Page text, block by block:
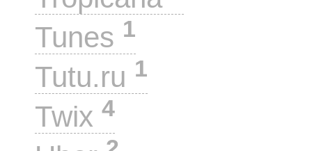
Tunes 1
Tutu.ru 1
Twix 4